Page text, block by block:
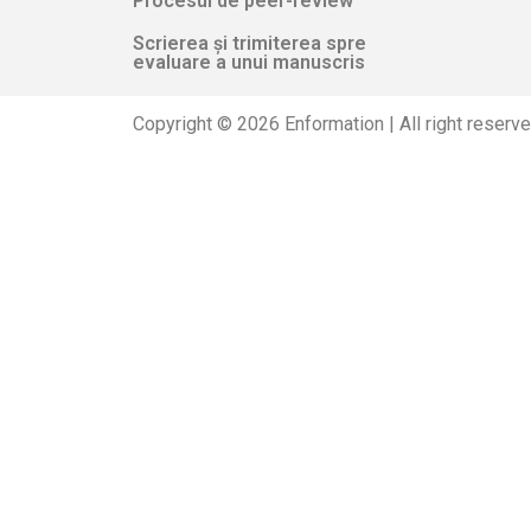
Scrierea și trimiterea spre
evaluare a unui manuscris
Copyright © 2026 Enformation | All right